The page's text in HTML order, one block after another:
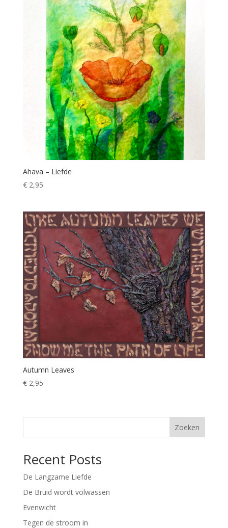
Ahava – Liefde
€2,95
Autumn Leaves
€2,95
Zoeken
Recent Posts
De Langzame Liefde
De Bruid wordt volwassen
Evenwicht
Tegen de stroom in